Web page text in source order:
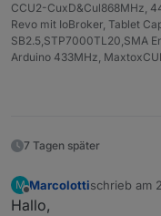
json=$(curl --
    --cookie
--user-
    --referer
#echo $json
CCU2-CuxD&Cul868MHz,
Revo mit IoBroker, Tablet
SB2.5,STP7000TL20,SMA
Arduino 433MHz,
7 Tagen später
M
Offline
Marcolottischrieb am
zuletzt
Hallo,